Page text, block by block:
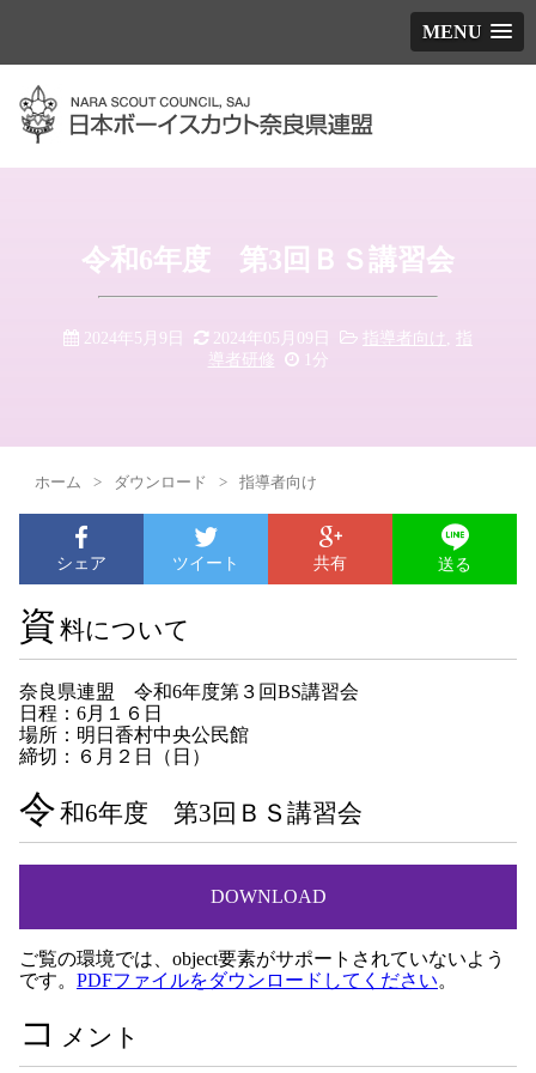
MENU
令和6年度 第3回ＢＳ講習会
2024年5月9日 2024年05月09日 指導者向け
指
導者研修
1分
ホーム > ダウンロード > 指導者向け
シェア ツイート 共有 送る
資 料について
奈良県連盟 令和6年度第３回BS講習会
日程：6月１６日
場所：明日香村中央公民館
締切：６月２日（日）
令和6年度 第3回ＢＳ講習会
DOWNLOAD
ご覧の環境では、object要素がサポートされていないよう
です。 PDFファイルをダウンロードしてください。
コ メント